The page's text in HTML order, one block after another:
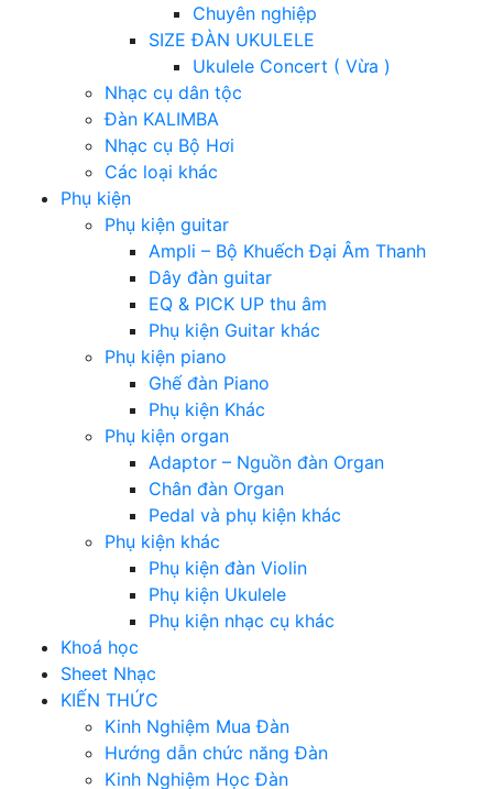
Chuyên nghiệp
SIZE ĐÀN UKULELE
Ukulele Concert ( Vừa )
Nhạc cụ dân tộc
Đàn KALIMBA
Nhạc cụ Bộ Hơi
Các loại khác
Phụ kiện
Phụ kiện guitar
Ampli – Bộ Khuếch Đại Âm Thanh
Dây đàn guitar
EQ & PICK UP thu âm
Phụ kiện Guitar khác
Phụ kiện piano
Ghế đàn Piano
Phụ kiện Khác
Phụ kiện organ
Adaptor – Nguồn đàn Organ
Chân đàn Organ
Pedal và phụ kiện khác
Phụ kiện khác
Phụ kiện đàn Violin
Phụ kiện Ukulele
Phụ kiện nhạc cụ khác
Khoá học
Sheet Nhạc
KIẾN THỨC
Kinh Nghiệm Mua Đàn
Hướng dẫn chức năng Đàn
Kinh Nghiệm Học Đàn